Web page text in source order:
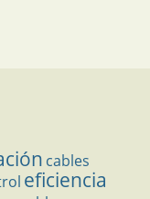
cables
eficiencia